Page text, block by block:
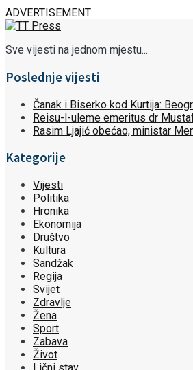
ADVERTISEMENT
Sve vijesti na jednom mjestu...
Poslednje vijesti
Čanak i Biserko kod Kurtija:
Reisu-l-uleme emeritus dr
Rasim Ljajić obećao, ministar
Kategorije
Vijesti
Politika
Hronika
Ekonomija
Društvo
Kultura
Sandžak
Regija
Svijet
Zdravlje
Žena
Sport
Zabava
Život